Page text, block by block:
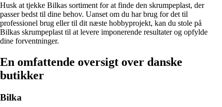
Husk at tjekke Bilkas sortiment for at finde den skrumpeplast, der
passer bedst til dine behov. Uanset om du har brug for det til
professionel brug eller til dit næste hobbyprojekt, kan du stole på
Bilkas skrumpeplast til at levere imponerende resultater og opfylde
dine forventninger.
En omfattende oversigt over danske
butikker
Bilka